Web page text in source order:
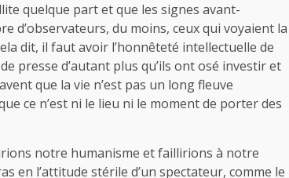
quelque part et que les signes avant-
d’observateurs, du moins, ceux qui voyaient la
dit, il faut avoir l’honnêteté intellectuelle de
presse d’autant plus qu’ils ont osé investir et
que la vie n’est pas un long fleuve
ce n’est ni le lieu ni le moment de porter des
notre humanisme et faillirions à notre
en l’attitude stérile d’un spectateur, comme le